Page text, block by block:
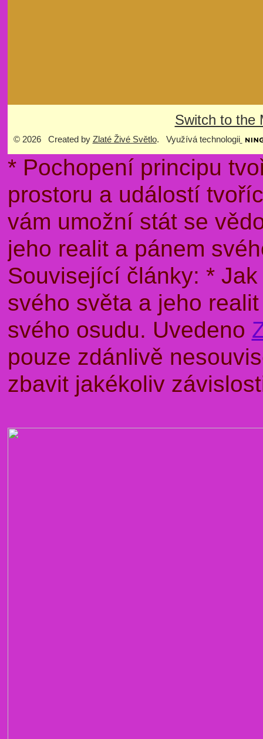
Switch to the
© 2026 Created by Zlaté Živé Světlo. Využívá technologii
* Pochopení principu
prostoru a událostí
vám umožní stát se
jeho realit a pánem
Související články: *
svého světa a jeho
svého osudu. Uvedeno
pouze zdánlivě
zbavit jakékoliv